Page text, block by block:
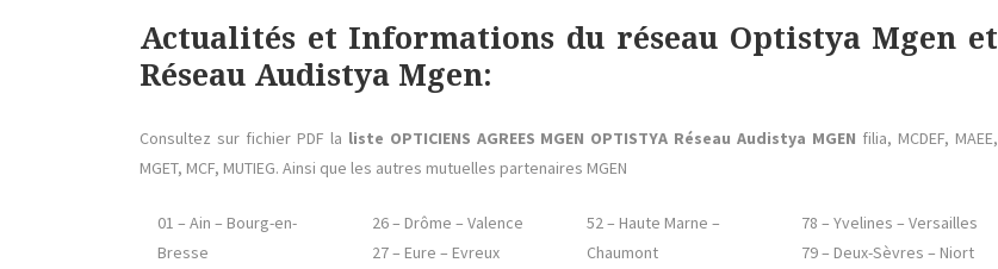
Actualités et Informations du réseau Optistya Mgen et
Réseau Audistya Mgen:
Consultez sur fichier PDF la liste OPTICIENS AGREES MGEN OPTISTYA Réseau Audistya MGEN filia, MCDEF, MAEE,
MGET, MCF, MUTIEG. Ainsi que les autres mutuelles partenaires MGEN
01 – Ain – Bourg-en-
Bresse
26 – Drôme – Valence
27 – Eure – Evreux
52 – Haute Marne –
Chaumont
78 – Yvelines – Versailles
79 – Deux-Sèvres – Niort